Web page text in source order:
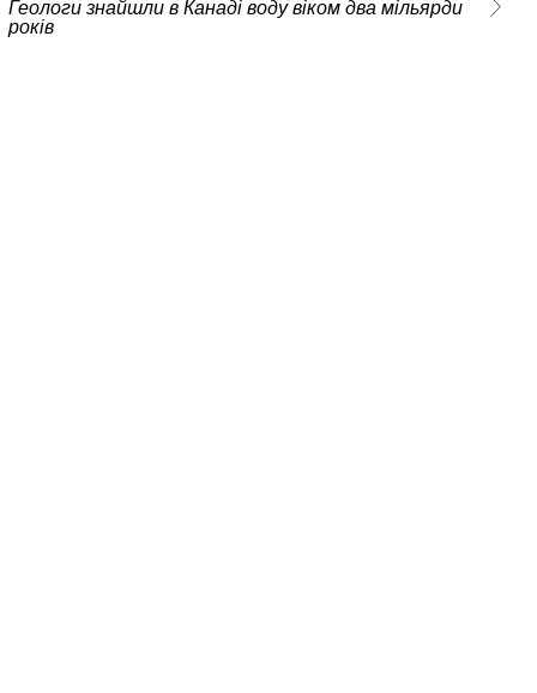
Геологи знайшли в Канаді воду віком два мільярди
років